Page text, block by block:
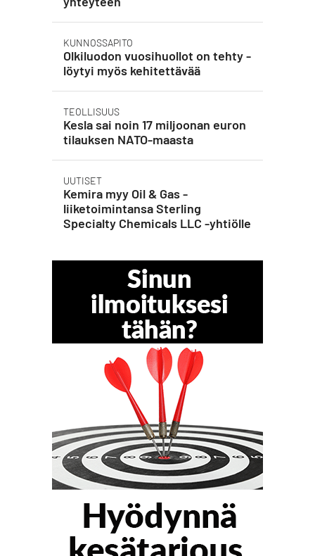
KUNNOSSAPITO
Olkiluodon vuosihuollot on tehty -
löytyi myös kehitettävää
TEOLLISUUS
Kesla sai noin 17 miljoonan euron
tilauksen NATO-maasta
UUTISET
Kemira myy Oil & Gas -
liiketoimintansa Sterling
Specialty Chemicals LLC -yhtiölle